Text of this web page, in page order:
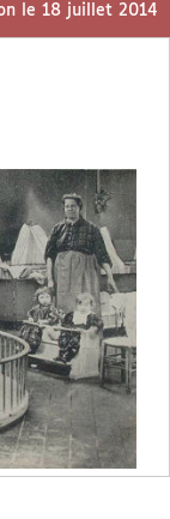
le 18 juillet 2014